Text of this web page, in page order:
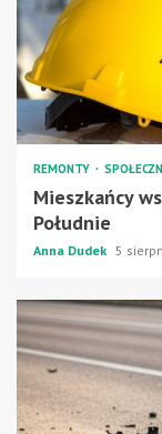
REMONTY
Mieszkańcy
Południe
Anna Dudek 5